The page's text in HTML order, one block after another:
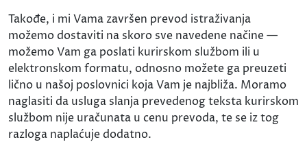
Takođe, i mi Vama završen prevod istraživanja
možemo dostaviti na skoro sve navedene načine —
možemo Vam ga poslati kurirskom službom ili u
elektronskom formatu, odnosno možete ga preuzeti
lično u našoj poslovnici koja Vam je najbliža. Moramo
naglasiti da usluga slanja prevedenog teksta kurirskom
službom nije uračunata u cenu prevoda, te se iz tog
razloga naplaćuje dodatno.